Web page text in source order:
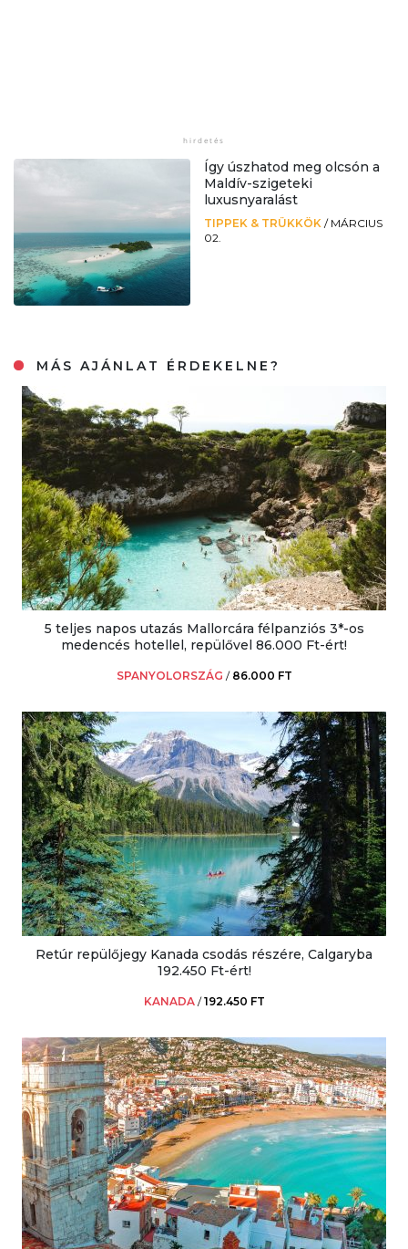
Így úszhatod meg olcsón a
Maldív-szigeteki
luxusnyaralást
TIPPEK & TRÜKKÖK / MÁRCIUS
02.
MÁS AJÁNLAT ÉRDEKELNE?
5 teljes napos utazás Mallorcára félpanziós 3*-os
medencés hotellel, repülővel 86.000 Ft-ért!
SPANYOLORSZÁG / 86.000 FT
Retúr repülőjegy Kanada csodás részére, Calgaryba
192.450 Ft-ért!
KANADA /192.450 FT